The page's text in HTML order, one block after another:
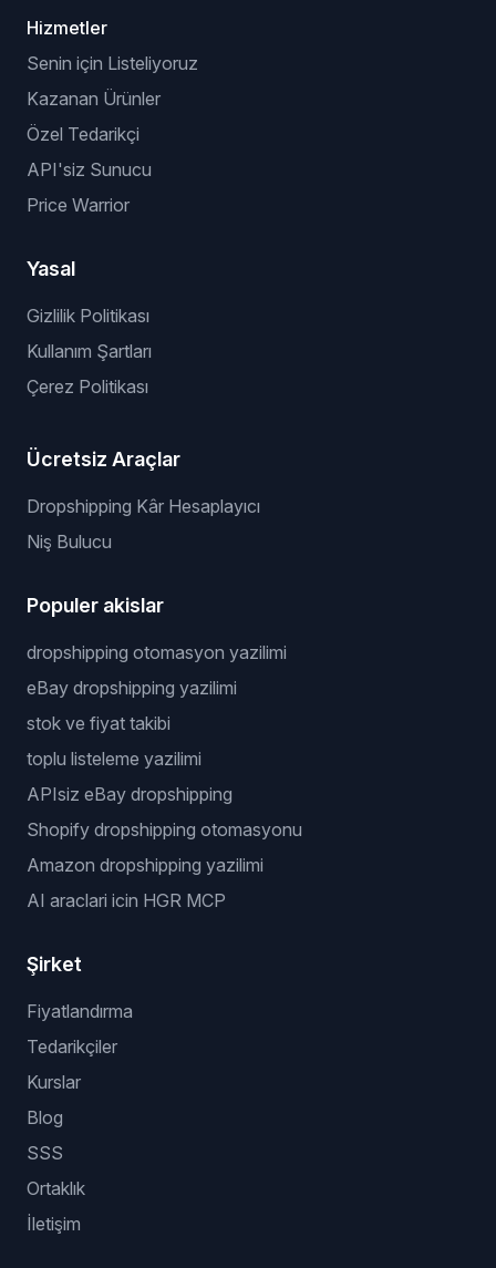
Hizmetler
Senin için Listeliyoruz
Kazanan Ürünler
Özel Tedarikçi
API'siz Sunucu
Price Warrior
Yasal
Gizlilik Politikası
Kullanım Şartları
Çerez Politikası
Ücretsiz Araçlar
Dropshipping Kâr Hesaplayıcı
Niş Bulucu
Populer akislar
dropshipping otomasyon yazilimi
eBay dropshipping yazilimi
stok ve fiyat takibi
toplu listeleme yazilimi
APIsiz eBay dropshipping
Shopify dropshipping otomasyonu
Amazon dropshipping yazilimi
AI araclari icin HGR MCP
Şirket
Fiyatlandırma
Tedarikçiler
Kurslar
Blog
SSS
Ortaklık
İletişim